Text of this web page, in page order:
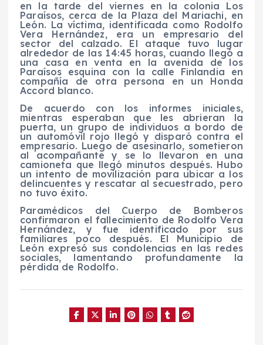
en la tarde del viernes en la colonia Los
Paraísos, cerca de la Plaza del Mariachi, en
León. La víctima, identificada como Rodolfo
Vera Hernández, era un empresario del
sector del calzado. El ataque tuvo lugar
alrededor de las 14:45 horas, cuando llegó a
una casa en venta en la avenida de los
Paraísos esquina con la calle Finlandia en
compañía de otra persona en un Honda
Accord blanco.
De acuerdo con los informes iniciales,
mientras esperaban que les abrieran la
puerta, un grupo de individuos a bordo de
un automóvil rojo llegó y disparó contra el
empresario. Luego de asesinarlo, sometieron
al acompañante y se lo llevaron en una
camioneta que llegó minutos después. Hubo
un intento de movilización para ubicar a los
delincuentes y rescatar al secuestrado, pero
no tuvo éxito.
Paramédicos del Cuerpo de Bomberos
confirmaron el fallecimiento de Rodolfo Vera
Hernández, y fue identificado por sus
familiares poco después. El Municipio de
León expresó sus condolencias en las redes
sociales, lamentando profundamente la
pérdida de Rodolfo.